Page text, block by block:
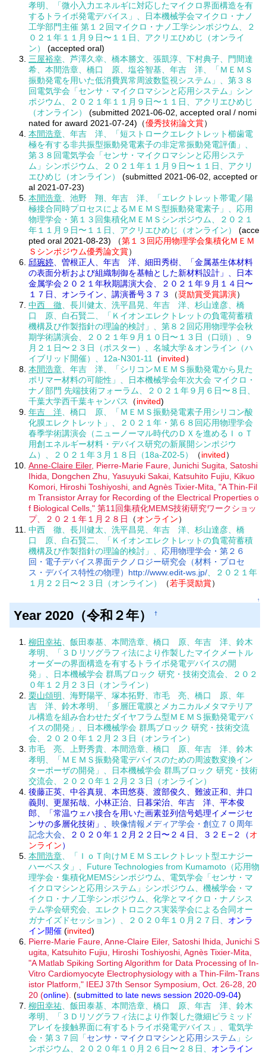
孝明、「微小入力エネルギに対応したマイクロ界面構造を有
するトライボ発電デバイス」、日本機械学会マイクロ・ナノ
工学部門主催 第１２回マイクロ・ナノ工学シンポジウム、２
０２１年１１月９日〜１１日、アクリエひめじ（オンライ
ン）
(accepted oral)
三屋裕幸 、芦澤久幸、橋本勝文、張凱淳、下村典子、門間達
希、本間浩章、橋口 原、塩谷智基、年吉 洋、「ＭＥＭＳ
振動発電を用いた低消費異常周波数監視システム」、第３８
回電気学会「センサ・マイクロマシンと応用システム」シン
ポジウム、２０２１年１１月９日〜１１日、アクリエひめじ
（オンライン）
(submitted 2021-06-02, accepted oral / nomi
nated for award 2021-07-24)（優秀技術論文賞）
本間浩章 、年吉 洋、「短ストロークエレクトレット櫛歯電
極を有する非共振型振動発電素子の非定常振動発電評価」、
第３８回電気学会「センサ・マイクロマシンと応用システ
ム」シンポジウム、２０２１年１１月９日〜１１日、アクリ
エひめじ（オンライン）
(submitted 2021-06-02, accepted or
al 2021-07-23)
本間浩章 、池野 翔、年吉 洋、「エレクトレット帯電／陽
極接合同時プロセスによるＭＥＭＳ型振動発電素子」、応用
物理学会・第１３回集積化ＭＥＭＳシンポジウム、２０２１
年１１月９日〜１１日、アクリエひめじ（オンライン）
(acce
pted oral 2021-08-23) （第１３回応用物理学会集積化ＭＥＭ
Ｓシンポジウム優秀論文賞）
邱琬婷 、曽根正人、年吉 洋、細田秀樹、「金属基生体材料
の表面分析および組織制御を基軸とした新材料設計」、日本
金属学会２０２１年秋期講演大会、２０２１年９月１４日〜
１７日、オンライン、講演番号３７３
（奨励賞受賞講演）
中西 徹 、長川健太、洗平昌晃、年吉 洋、杉山達彦、橋
口 原、白石賢二、「Ｋイオンエレクトレットの負電荷蓄積
機構及び作製指針の理論的検討」、第８２回応用物理学会秋
期学術講演会、２０２１年９月１０日〜１３日（口頭）、９
月２１日〜２３日（ポスター）、名城大学＆オンライン（ハ
イブリッド開催）、12a-N301-11
（invited）
本間浩章 、年吉 洋、「シリコンＭＥＭＳ振動発電から見た
ポリマー材料の可能性」、日本機械学会年次大会 マイクロ・
ナノ部門 先端技術フォーラム、２０２１年９月６日〜８日、
千葉大学西千葉キャンパス
（invited)
年吉 洋 、橋口 原、「ＭＥＭＳ振動発電素子用シリコン酸
化膜エレクトレット」、２０２１年・第６８回応用物理学会
春季学術講演会（ニューノーマル時代のＤＸを進めるＩｏＴ
用創エネルギー材料・デバイス研究の新展開シンポジウ
ム）、２０２１年３月１８日（18a-Z02-5）
（invited）
Anne-Claire Eiler, Pierre-Marie Faure, Junichi Sugita, Satoshi
Ihida, Dongchen Zhu, Yasuyuki Sakai, Katsuhito Fujiu, Kikuo
Komori, Hiroshi Toshiyoshi, and Agnès Tixier-Mita, "A Thin-Fil
m Transistor Array for Recording of the Electrical Properties o
f Biological Cells," 第11回集積化MEMS技術研究ワークショッ
プ、２０２１年１月２８日
（オンライン）
中西 徹、長川健太、洗平昌晃、年吉 洋、杉山達彦、橋
口 原、白石賢二、「Ｋイオンエレクトレットの負電荷蓄積
機構及び作製指針の理論的検討」、 応用物理学会・第２６
回・電子デバイス界面テクノロジー研究会（材料・プロセ
ス・デバイス特性の物理）http://www.edit-ws.jp/ 、２０２１年
１月２２日〜２３日（オンライン）
（若手奨励賞）
↑
Year 2020（令和２年） †
柳田幸祐 、飯田泰基、本間浩章、橋口 原、年吉 洋、鈴木
孝明、「３Ｄリソグラフィ法により作製したマイクメートル
オーダーの界面構造を有するトライボ発電デバイスの開
発」、日本機械学会 群馬ブロック 研究・技術交流会、２０２
０年１２月２３日（オンライン）
栗山頌明
、海野陽平、塚本拓野、市毛 亮、橋口 原、年
吉 洋、鈴木孝明、「多層圧電膜とメカニカルメタマテリア
ル構造を組み合わせたダイヤフラム型ＭＥＭＳ振動発電デバ
イスの開発」、日本機械学会 群馬ブロック 研究・技術交流
会、２０２０年１２月２３日（オンライン）
市毛 亮、上野秀貴、本間浩章、橋口 原、年吉 洋、鈴木
孝明、「ＭＥＭＳ振動発電デバイスのための周波数変換イン
ターポーザの開発」、日本機械学会 群馬ブロック 研究・技術
交流会、２０２０年１２月２３日（オンライン）
後藤正英、中谷真規、本田悠葵、渡部俊久、難波正和、井口
義則、更屋拓哉、小林正治、日暮栄治、年吉 洋、平本俊
郎、「常温ウェハ接合を用いた画素並列信号処理イメージセ
ンサの多層化技術」、映像情報メディア学会・創立７０周年
記念大会 、２０２０年１２月２２日〜２４日、３２Ｅ−２（オ
ンライン）
本間浩章 、「ＩｏＴ向けＭＥＭＳエレクトレット型エナジー
ハーベスタ」、Future Technologies from Kumamoto（応用物
理学会・集積化MEMSシンポジウム、電気学会「センサ・マ
イクロマシンと応用システム」シンポジウム、機械学会・マ
イクロ・ナノ工学シンポジウム、化学とマイクロ・ナノシス
テム学会研究会、エレクトロニクス実装学会による合同オー
ガナイズドセッション）、２０２０年１０月２７日、 オンラ
イン開催 (invited)
Pierre-Marie Faure, Anne-Claire Eiler, Satoshi Ihida, Junichi S
ugita, Katsuhito Fujiu, Hiroshi Toshiyoshi, Agnès Tixier-Mita,
"A Matlab Spiking Sorting Algorithm for Data Processing of In-
Vitro Cardiomyocyte Electrophysiology with a Thin-Film-Trans
istor Platform," IEEJ 37th Sensor Symposium, Oct. 26-28, 20
20 (online). (submitted to late news session 2020-09-04)
柳田幸祐 、飯田泰基、本間浩章、橋口 原、年吉 洋、鈴木
孝明、「３Ｄリソグラフィ法により作製した微細ピラミッド
アレイを接触界面に有するトライボ発電デバイス」、電気学
会・第３７回「センサ・マイクロマシンと応用システム 」シ
ンポジウム、２０２０年１０月２６日〜２８日、 オンライン